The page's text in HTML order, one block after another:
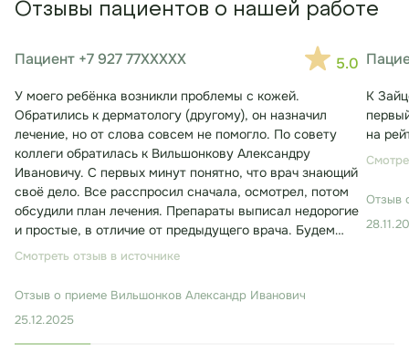
Отзывы пациентов о нашей работе
Пациент +7 927 77XXXXX 5.0
У моего ребёнка возникли проблемы с кожей.
Обратились к дерматологу (другому), он назначил
лечение, но от слова совсем не помогло. По совету
коллеги обратилась к Вильшонкову Александру
Ивановичу. С первых минут понятно, что врач знающий
своё дело. Все расспросил сначала, осмотрел, потом
обсудили план лечения. Препараты выписал недорогие
и простые, в отличие от предыдущего врача. Будем
лечиться. Консультация заняла около 30 минут.
Смотреть отзыв в источнике
Отзыв о приеме Вильшонков Александр Иванович
25.12.2025
К
на
Отзыв